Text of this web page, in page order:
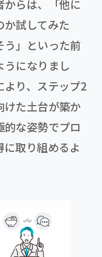
からは、「他に
か試してみた
う」といった前
うになりまし
より、ステップ2
けた土台が築か
な姿勢でプロ
取り組めるよ